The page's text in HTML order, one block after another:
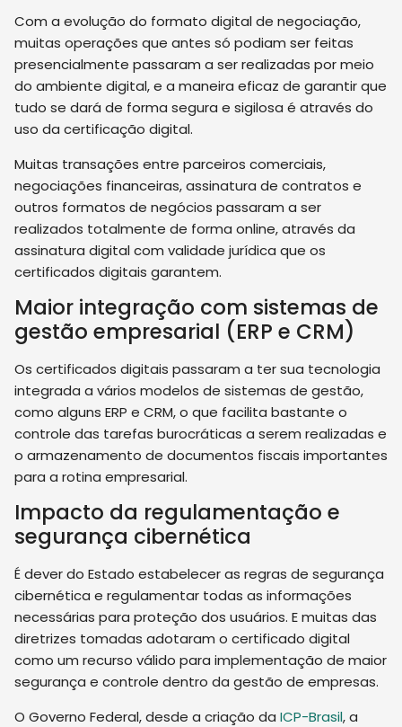
Com a evolução do formato digital de negociação,
muitas operações que antes só podiam ser feitas
presencialmente passaram a ser realizadas por meio
do ambiente digital, e a maneira eficaz de garantir que
tudo se dará de forma segura e sigilosa é através do
uso da certificação digital.
Muitas transações entre parceiros comerciais,
negociações financeiras, assinatura de contratos e
outros formatos de negócios passaram a ser
realizados totalmente de forma online, através da
assinatura digital com validade jurídica que os
certificados digitais garantem.
Maior integração com sistemas de
gestão empresarial (ERP e CRM)
Os certificados digitais passaram a ter sua tecnologia
integrada a vários modelos de sistemas de gestão,
como alguns ERP e CRM, o que facilita bastante o
controle das tarefas burocráticas a serem realizadas e
o armazenamento de documentos fiscais importantes
para a rotina empresarial.
Impacto da regulamentação e
segurança cibernética
É dever do Estado estabelecer as regras de segurança
cibernética e regulamentar todas as informações
necessárias para proteção dos usuários. E muitas das
diretrizes tomadas adotaram o certificado digital
como um recurso válido para implementação de maior
segurança e controle dentro da gestão de empresas.
O Governo Federal, desde a criação da ICP-Brasil, a